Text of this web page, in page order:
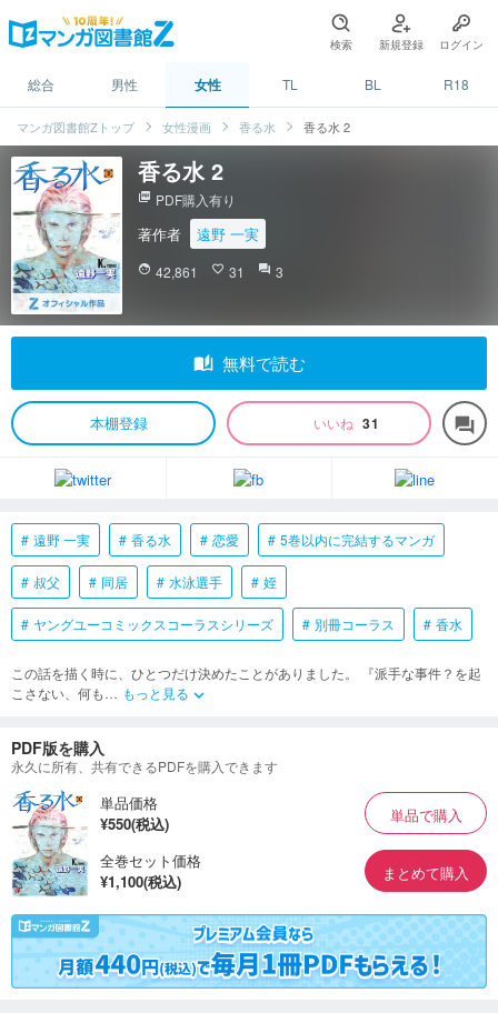
検索 新規登録 ログイン
総合 男性 女性 TL BL R18
マンガ図書館Zトップ 女性漫画 香る水 香る水 2
香る水 2
picture_as_pdf PDF購入有り
著作者 遠野 一実
face 42,861 favorite_border 31 question_answer 3
auto_stories 無料で読む
本棚登録 いいね 31 forum
遠野 一実 香る水 恋愛 5巻以内に完結するマンガ
叔父 同居 水泳選手 姪
ヤングユーコミックスコーラスシリーズ 別冊コーラス 香水
この話を描く時に、ひとつだけ決めたことがありました。 『派手な事件？を起
こさない、何も… もっと見る keyboard_arrow_down
PDF版を購入
永久に所有、共有できるPDFを購入できます
単品価格
¥550(税込)
単品で購入
全巻セット価格
¥1,100(税込)
まとめて購入